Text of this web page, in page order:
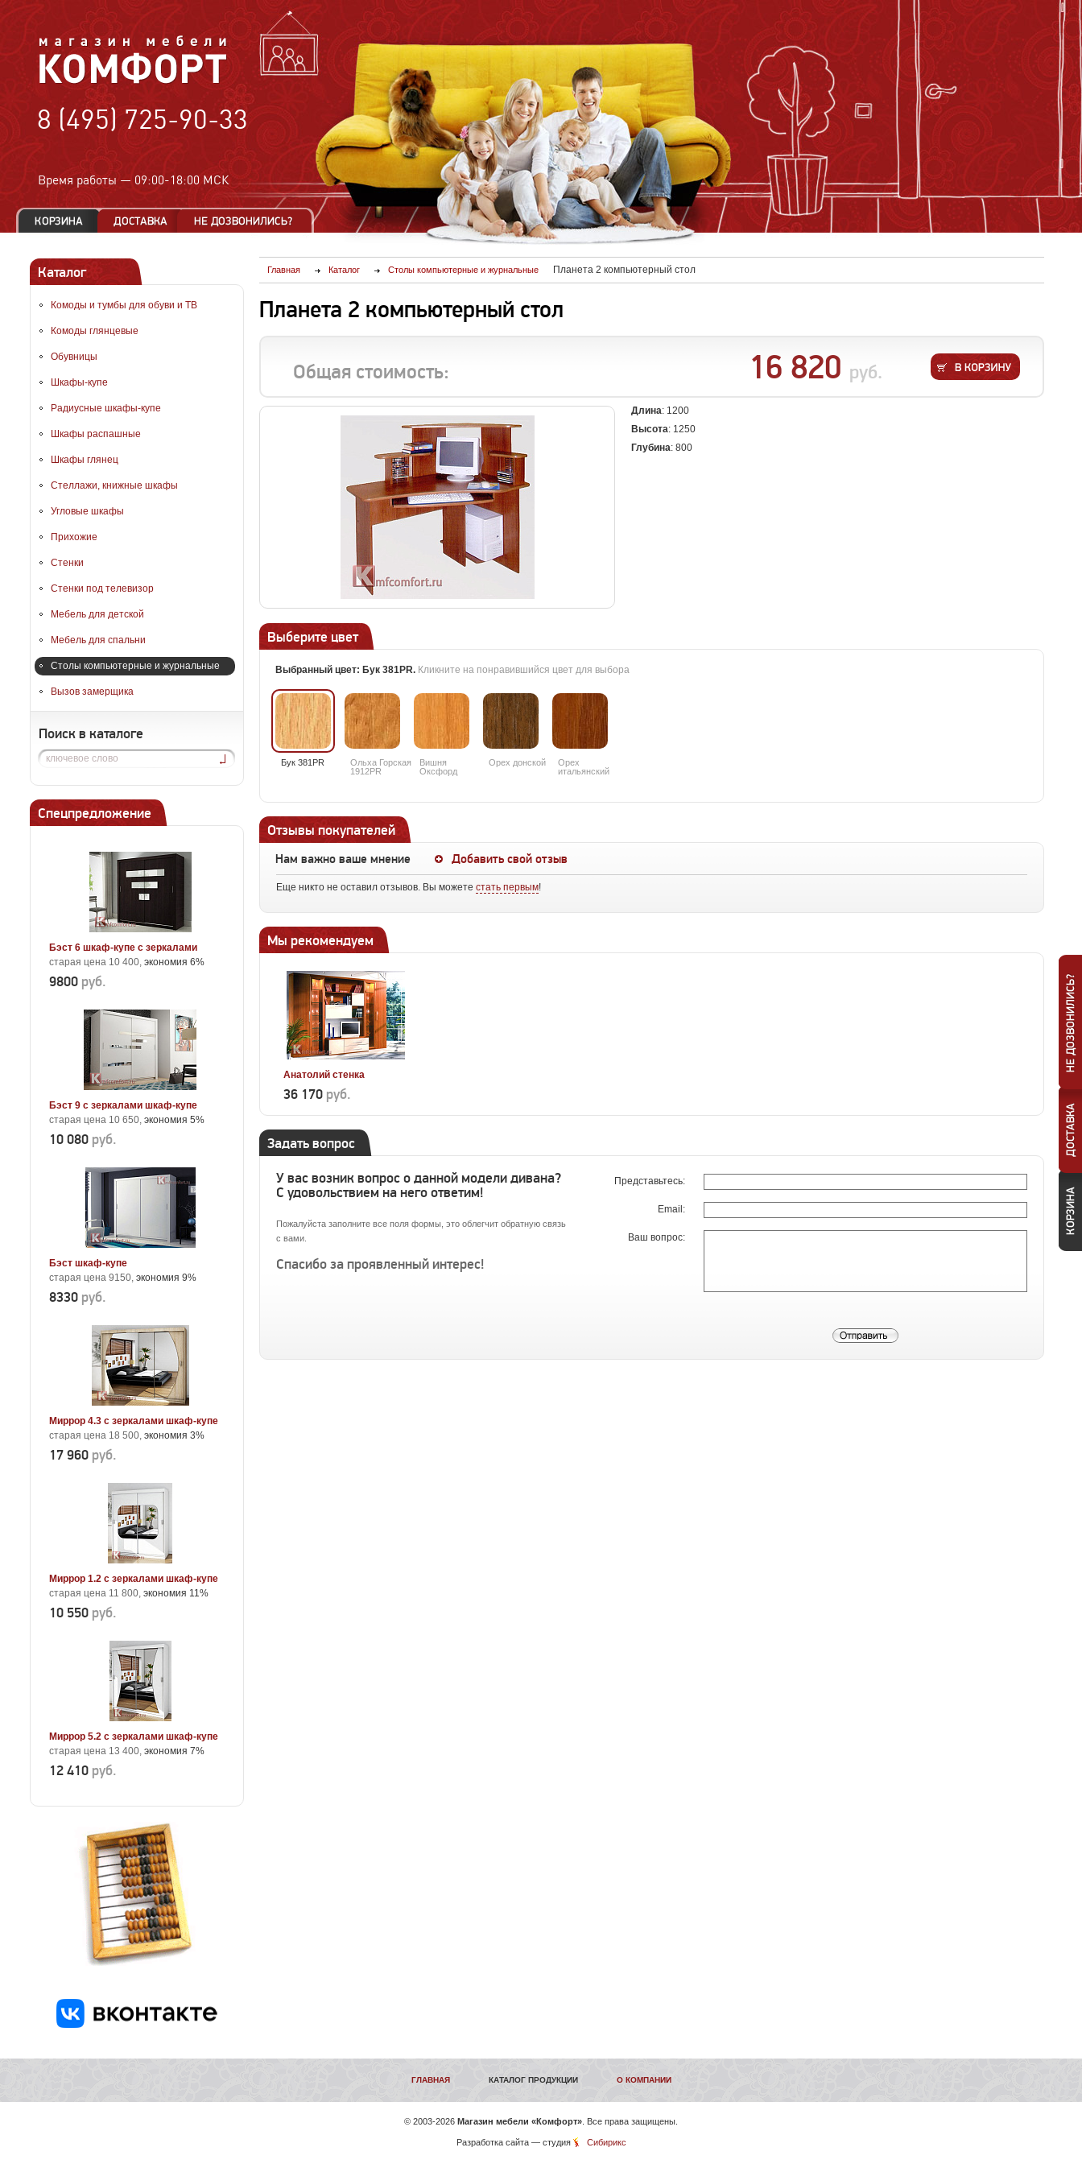
8 (495) 725-90-33
Время работы — 09:00-18:00 МСК
Каталог
Комоды и тумбы для обуви и ТВ
Комоды глянцевые
Обувницы
Шкафы-купе
Радиусные шкафы-купе
Шкафы распашные
Шкафы глянец
Стеллажи, книжные шкафы
Угловые шкафы
Прихожие
Стенки
Стенки под телевизор
Мебель для детской
Мебель для спальни
Столы компьютерные и журнальные
Вызов замерщика
Поиск в каталоге
Спецпредложение
Бэст 6 шкаф-купе с зеркалами
старая цена 10 400, экономия 6%
9800 руб.
Бэст 9 с зеркалами шкаф-купе
старая цена 10 650, экономия 5%
10 080 руб.
Бэст шкаф-купе
старая цена 9150, экономия 9%
8330 руб.
Миррор 4.3 с зеркалами шкаф-купе
старая цена 18 500, экономия 3%
17 960 руб.
Миррор 1.2 с зеркалами шкаф-купе
старая цена 11 800, экономия 11%
10 550 руб.
Миррор 5.2 с зеркалами шкаф-купе
старая цена 13 400, экономия 7%
12 410 руб.
Главная Каталог Столы компьютерные и журнальные Планета 2 компьютерный стол
Планета 2 компьютерный стол
Общая стоимость: 16 820 руб.
Длина: 1200
Высота: 1250
Глубина: 800
Выберите цвет
Выбранный цвет: Бук 381PR. Кликните на понравившийся цвет для выбора
Бук 381PR
Ольха Горская
1912PR
Вишня
Оксфорд
Орех донской
Орех
итальянский
Отзывы покупателей
Нам важно ваше мнение Добавить свой отзыв
Еще никто не оставил отзывов. Вы можете стать первым!
Мы рекомендуем
Анатолий стенка
36 170 руб.
Задать вопрос
У вас возник вопрос о данной модели дивана?
С удовольствием на него ответим!
Пожалуйста заполните все поля формы, это облегчит обратную связь
с вами.
Спасибо за проявленный интерес!
Представьтесь:
Email:
Ваш вопрос:
ГЛАВНАЯ КАТАЛОГ ПРОДУКЦИИ О КОМПАНИИ
© 2003-2026 Магазин мебели «Комфорт» . Все права защищены.
Разработка сайта— студия Сибирикс